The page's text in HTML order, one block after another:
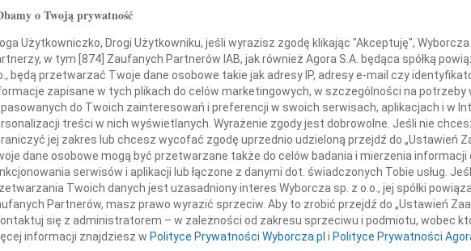
Rodzinie i Najbliższym
z powodu śmierci
Piotra Michalskiego
wyrazy współczucia i słowa otuchy
składają
Zarząd i pracownicy firmy Knight Frank
Z
Z
Z
+
o Twoją prywatność
Użytkowniczko, Drogi Użytkowniku, jeśli wyrazisz zgodę klikając "Akceptuję",
w tym [ 874 ] Zaufanych Partnerów IAB, jak również Agora S.A. będąca spółką
będą przetwarzać Twoje dane osobowe takie jak adresy IP, adresy e-mail czy
zapisane w tych plikach do celów marketingowych, w szczególności na potrzeby
do Twoich zainteresowań i preferencji w swoich serwisach, aplikacjach i w
treści w nich wyświetlanych. Wyrażenie zgody jest dobrowolne. Jeśli nie
jej zakres lub chcesz wycofać zgodę uprzednio udzieloną przejdź do „Ustawień
dane osobowe mogą być przetwarzane także do celów badania i mierzenia
serwisów i aplikacji lub łączone z danymi dot. świadczonych Tobie usług.
Twoich danych jest uzasadniony interes Wyborcza sp. z o.o., jej spółki
Partnerów, masz prawo wyrazić sprzeciw. Aby to zrobić przejdź do „Ustawień
się z administratorem – w zależności od zakresu sprzeciwu i podmiotu, wobec
informacji znajdziesz w Polityce Prywatności Wyborcza.pl i Polityce Prywatności